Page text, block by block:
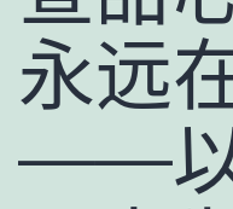
永远
——以